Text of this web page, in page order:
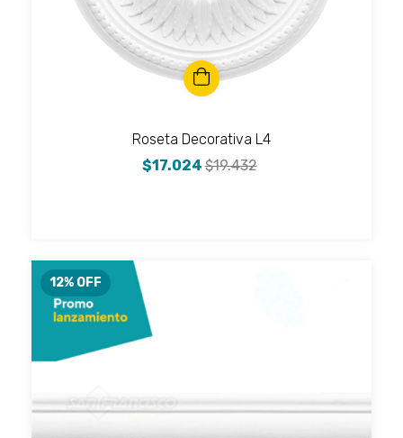
Roseta Decorativa L4
$17.024$19.432
12% OFF